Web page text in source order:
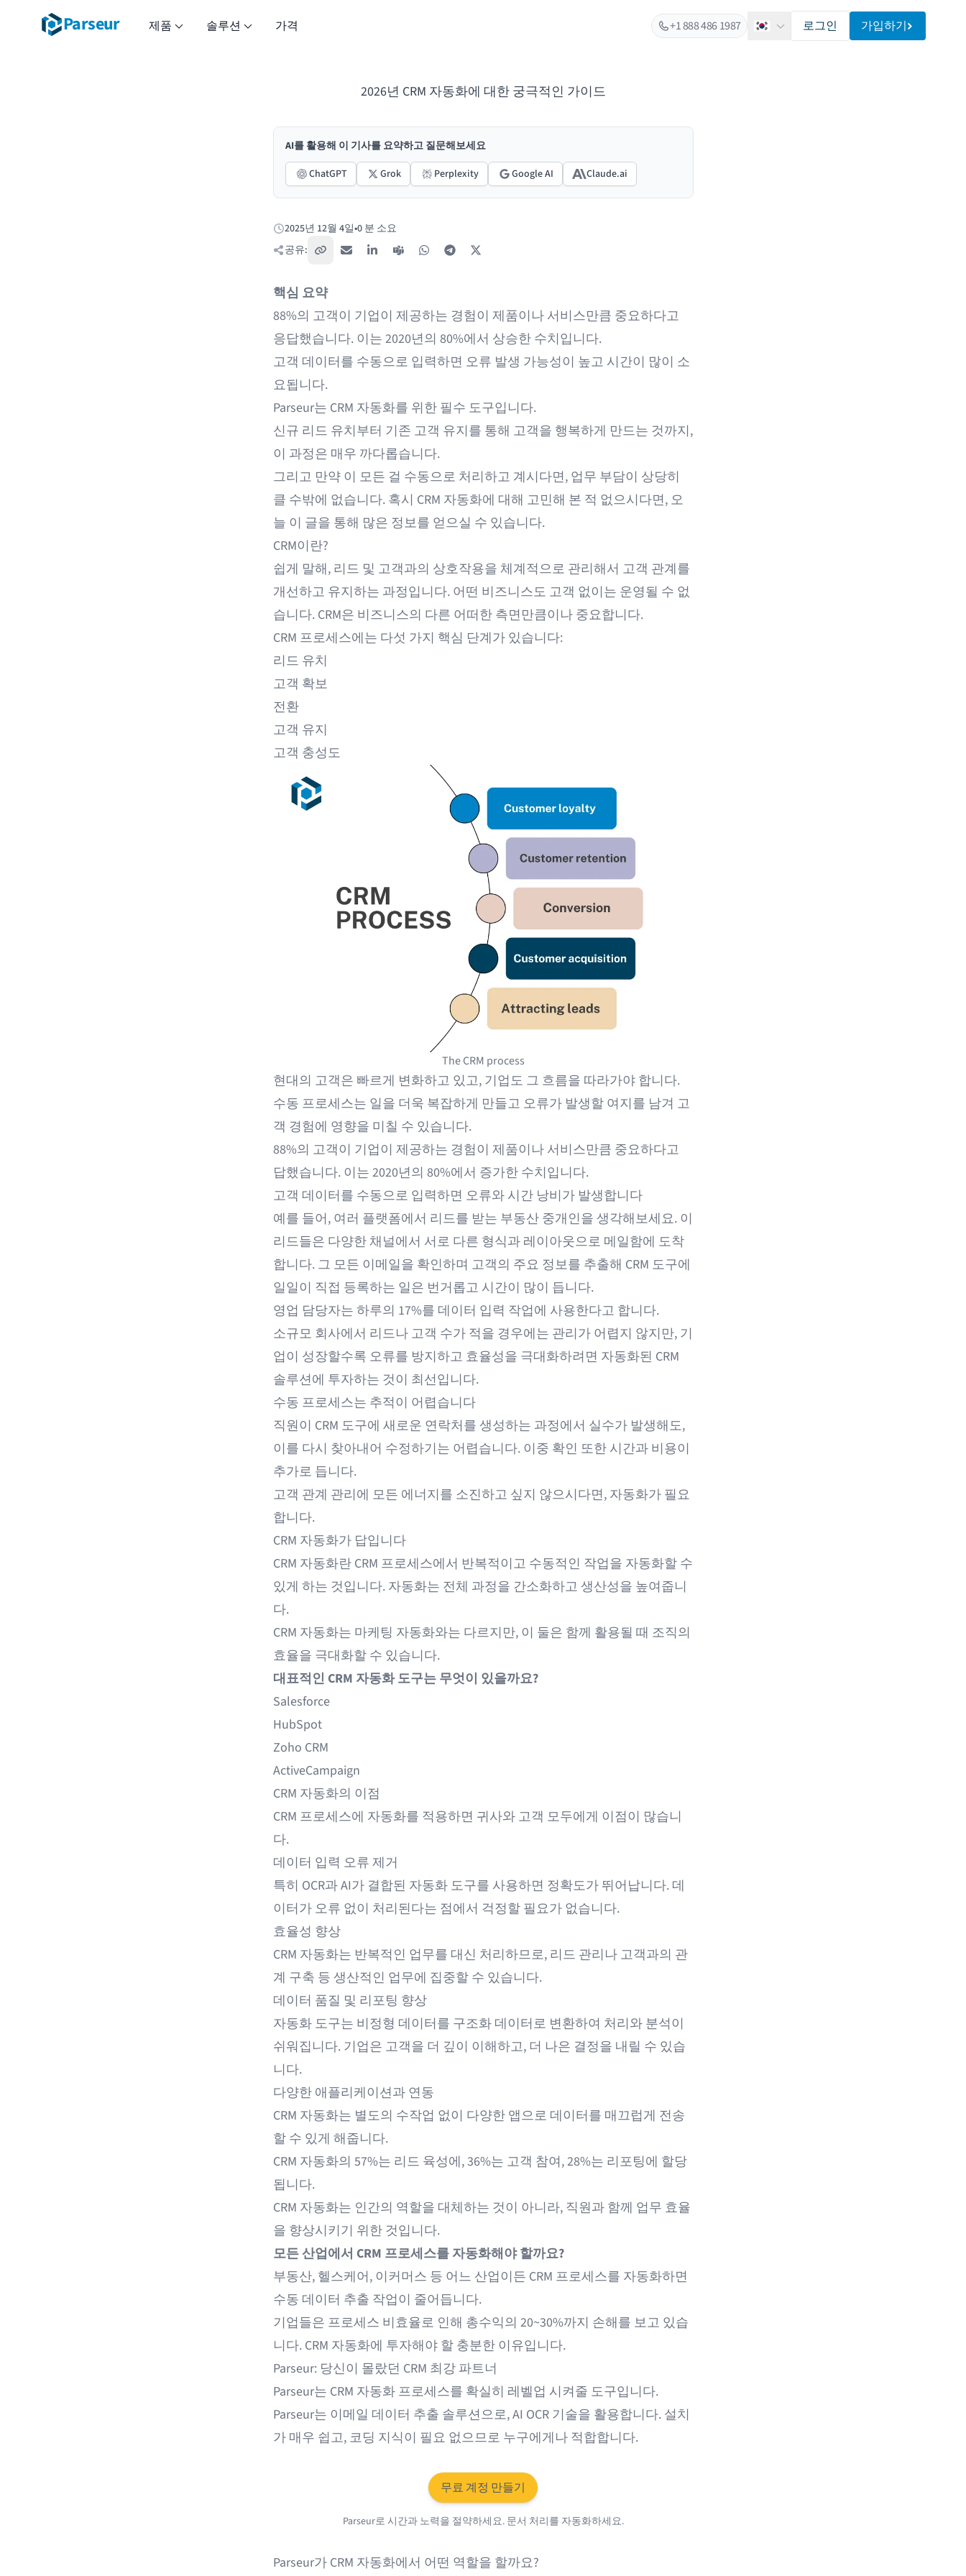
Parseur 제품 솔루션 가격 +1 888 486 1987 한국어 로그인 가입하기
2026년 CRM 자동화에 대한 궁극적인 가이드
AI를 활용해 이 기사를 요약하고 질문해보세요
ChatGPT
Grok Perplexity Google AI Claude.ai
게시됨:
2025년 12월 4일•0 분 소요
공유:
링크 복사
이메일 LinkedInTeams WhatsAppTelegram
핵심 요약
88%의 고객이 기업이 제공하는 경험이 제품이나 서비스만큼 중요하다고
응답했습니다. 이는 2020년의 80%에서 상승한 수치입니다.
고객 데이터를 수동으로 입력하면 오류 발생 가능성이 높고 시간이 많이 소
요됩니다.
Parseur는 CRM 자동화를 위한 필수 도구입니다.
신규 리드 유치부터 기존 고객 유지를 통해 고객을 행복하게 만드는 것까지,
이 과정은 매우 까다롭습니다.
그리고 만약 이 모든 걸 수동으로 처리하고 계시다면, 업무 부담이 상당히
클 수밖에 없습니다. 혹시 CRM 자동화에 대해 고민해 본 적 없으시다면, 오
늘 이 글을 통해 많은 정보를 얻으실 수 있습니다.
CRM이란?
쉽게 말해, 리드 및 고객과의 상호작용을 체계적으로 관리해서 고객 관계를
개선하고 유지하는 과정입니다. 어떤 비즈니스도 고객 없이는 운영될 수 없
습니다. CRM은 비즈니스의 다른 어떠한 측면만큼이나 중요합니다.
CRM 프로세스에는 다섯 가지 핵심 단계가 있습니다:
리드 유치
고객 확보
전환
고객 유지
고객 충성도
The CRM process
현대의 고객은 빠르게 변화하고 있고, 기업도 그 흐름을 따라가야 합니다.
수동 프로세스는 일을 더욱 복잡하게 만들고 오류가 발생할 여지를 남겨 고
객 경험에 영향을 미칠 수 있습니다.
88%의 고객이 기업이 제공하는 경험이 제품이나 서비스만큼 중요하다고
답했습니다. 이는 2020년의 80%에서 증가한 수치입니다.
고객 데이터를 수동으로 입력하면 오류와 시간 낭비가 발생합니다
예를 들어, 여러 플랫폼에서 리드를 받는 부동산 중개인을 생각해보세요. 이
리드들은 다양한 채널에서 서로 다른 형식과 레이아웃으로 메일함에 도착
합니다. 그 모든 이메일을 확인하며 고객의 주요 정보를 추출해 CRM 도구에
일일이 직접 등록하는 일은 번거롭고 시간이 많이 듭니다.
영업 담당자는 하루의 17%를 데이터 입력 작업에 사용한다고 합니다.
소규모 회사에서 리드나 고객 수가 적을 경우에는 관리가 어렵지 않지만, 기
업이 성장할수록 오류를 방지하고 효율성을 극대화하려면 자동화된 CRM
솔루션에 투자하는 것이 최선입니다.
수동 프로세스는 추적이 어렵습니다
직원이 CRM 도구에 새로운 연락처를 생성하는 과정에서 실수가 발생해도,
이를 다시 찾아내어 수정하기는 어렵습니다. 이중 확인 또한 시간과 비용이
추가로 듭니다.
고객 관계 관리에 모든 에너지를 소진하고 싶지 않으시다면, 자동화가 필요
합니다.
CRM 자동화가 답입니다
CRM 자동화란 CRM 프로세스에서 반복적이고 수동적인 작업을 자동화할 수
있게 하는 것입니다. 자동화는 전체 과정을 간소화하고 생산성을 높여줍니
다.
CRM 자동화는 마케팅 자동화와는 다르지만, 이 둘은 함께 활용될 때 조직의
효율을 극대화할 수 있습니다.
대표적인 CRM 자동화 도구는 무엇이 있을까요?
Salesforce
HubSpot
Zoho CRM
ActiveCampaign
CRM 자동화의 이점
CRM 프로세스에 자동화를 적용하면 귀사와 고객 모두에게 이점이 많습니
다.
데이터 입력 오류 제거
특히 OCR과 AI가 결합된 자동화 도구를 사용하면 정확도가 뛰어납니다. 데
이터가 오류 없이 처리된다는 점에서 걱정할 필요가 없습니다.
효율성 향상
CRM 자동화는 반복적인 업무를 대신 처리하므로, 리드 관리나 고객과의 관
계 구축 등 생산적인 업무에 집중할 수 있습니다.
데이터 품질 및 리포팅 향상
자동화 도구는 비정형 데이터를 구조화 데이터로 변환하여 처리와 분석이
쉬워집니다. 기업은 고객을 더 깊이 이해하고, 더 나은 결정을 내릴 수 있습
니다.
다양한 애플리케이션과 연동
CRM 자동화는 별도의 수작업 없이 다양한 앱으로 데이터를 매끄럽게 전송
할 수 있게 해줍니다.
CRM 자동화의 57%는 리드 육성에, 36%는 고객 참여, 28%는 리포팅에 할당
됩니다.
CRM 자동화는 인간의 역할을 대체하는 것이 아니라, 직원과 함께 업무 효율
을 향상시키기 위한 것입니다.
모든 산업에서 CRM 프로세스를 자동화해야 할까요?
부동산, 헬스케어, 이커머스 등 어느 산업이든 CRM 프로세스를 자동화하면
수동 데이터 추출 작업이 줄어듭니다.
기업들은 프로세스 비효율로 인해 총수익의 20~30%까지 손해를 보고 있습
니다. CRM 자동화에 투자해야 할 충분한 이유입니다.
Parseur: 당신이 몰랐던 CRM 최강 파트너
Parseur는 CRM 자동화 프로세스를 확실히 레벨업 시켜줄 도구입니다.
Parseur는 이메일 데이터 추출 솔루션으로,AI OCR기술을 활용합니다. 설치
가 매우 쉽고, 코딩 지식이 필요 없으므로 누구에게나 적합합니다.
무료 계정 만들기
Parseur로 시간과 노력을 절약하세요. 문서 처리를 자동화하세요.
Parseur가 CRM 자동화에서 어떤 역할을 할까요?